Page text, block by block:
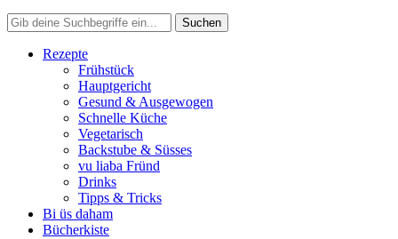
Rezepte
Frühstück
Hauptgericht
Gesund & Ausgewogen
Schnelle Küche
Vegetarisch
Backstube & Süsses
vu liaba Fründ
Drinks
Tipps & Tricks
Bi üs daham
Bücherkiste